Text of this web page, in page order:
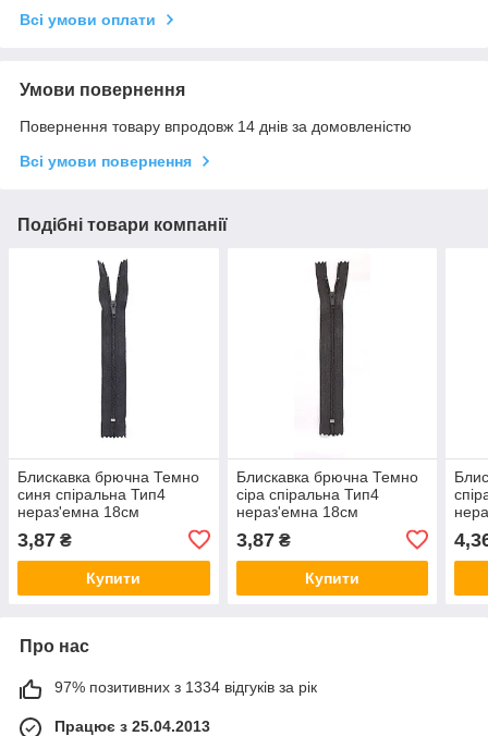
Всі умови оплати
Умови повернення
Повернення товару впродовж 14 днів за домовленістю
Всі умови повернення
Подібні товари компанії
Блискавка брючна Темно
синя спіральна Тип4
нераз'емна 18см
3,87 ₴
Купити
Блискавка брючна Темно
сіра спіральна Тип4
нераз'емна 18см
3,87₴
Купити
Про нас
97% позитивних з 1334 відгуків за рік
Працює з 25.04.2013